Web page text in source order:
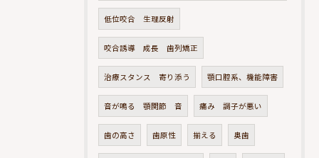
低位咬合 生理反射
咬合誘導 成長 歯列矯正
治療スタンス 寄り添う 顎口腔系、機能障害
音が鳴る 顎関節 音 痛み 調子が悪い
歯の高さ 歯原性 揃える 奥歯